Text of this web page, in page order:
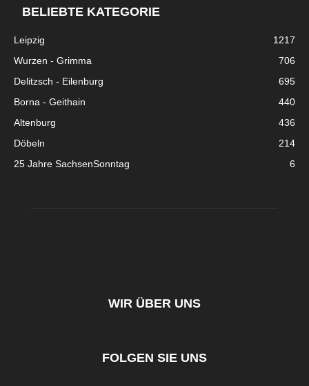
BELIEBTE KATEGORIE
Leipzig
1217
Wurzen - Grimma
706
Delitzsch - Eilenburg
695
Borna - Geithain
440
Altenburg
436
Döbeln
214
25 Jahre SachsenSonntag
6
WIR ÜBER UNS
FOLGEN SIE UNS